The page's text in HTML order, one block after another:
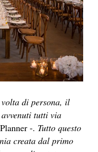
di persona, il
tutti via
-. Tutto questo
creata dal primo